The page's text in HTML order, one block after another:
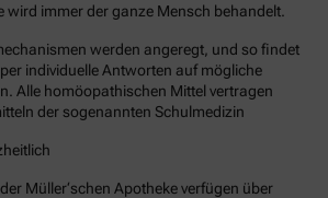
wird immer der ganze Mensch behandelt.
werden angeregt, und so findet
individuelle Antworten auf mögliche
Alle homöopathischen Mittel vertragen
der sogenannten Schulmedizin
Müller‘schen Apotheke verfügen über